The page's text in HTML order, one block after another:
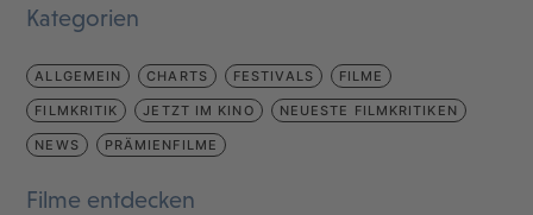
Kategorien
ALLGEMEIN CHARTS FESTIVALS FILME
FILMKRITIK JETZT IM KINO NEUESTE FILMKRITIKEN
NEWS PRÄMIENFILME
Filme entdecken